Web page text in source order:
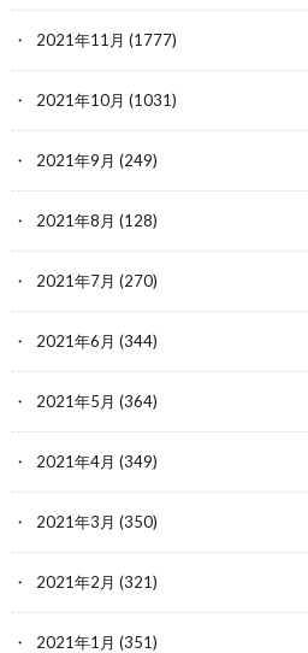
2021年11月 (1777)
2021年10月 (1031)
2021年9月 (249)
2021年8月 (128)
2021年7月 (270)
2021年6月 (344)
2021年5月 (364)
2021年4月 (349)
2021年3月 (350)
2021年2月 (321)
2021年1月 (351)